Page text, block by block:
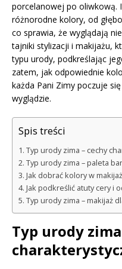
porcelanowej po oliwkową.
różnorodne kolory, od
co sprawia, że wyglądają
tajniki stylizacji i makijażu,
typu urody, podkreślając
zatem, jak odpowiednie
każda Pani Zimy poczuje
wyglądzie.
Spis treści
Typ urody zima – cechy
Typ urody zima – paleta
Jak dobrać kolory w
Jak podkreślić atuty cery i
Typ urody zima – makijaż
Typ urody